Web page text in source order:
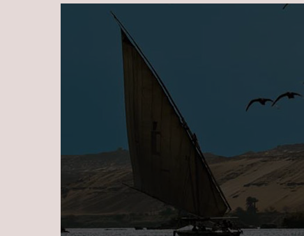
Skip to main content